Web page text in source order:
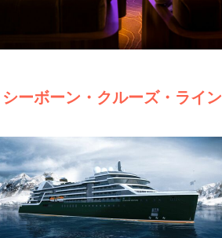
シーボーン・クルーズ・ライン